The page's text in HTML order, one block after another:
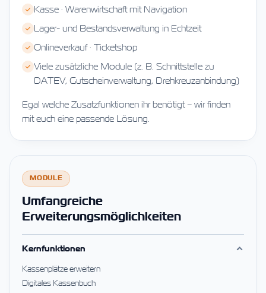
Kasse · Warenwirtschaft mit Navigation
Lager- und Bestandsverwaltung in Echtzeit
Onlineverkauf · Ticketshop
Viele zusätzliche Module (z. B. Schnittstelle zu
DATEV, Gutscheinverwaltung, Drehkreuzanbindung)
Egal welche Zusatzfunktionen ihr benötigt – wir finden
mit euch eine passende Lösung.
MODULE
Umfangreiche
Erweiterungsmöglichkeiten
Kernfunktionen
Kassenplätze erweitern
Digitales Kassenbuch